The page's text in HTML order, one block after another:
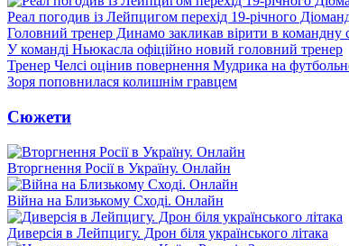
Реал погодив із Лейпцигом перехід 19-річного
Головний тренер Динамо закликав вірити в командну
У команді Ньюкасла офіційно новий головний тренер
Тренер Челсі оцінив повернення Мудрика на
Зоря поповнилася колишнім гравцем
Сюжети
Вторгнення Росії в Україну. Онлайн
Війна на Близькому Сході. Онлайн
Диверсія в Лейпцигу. Дрон біля українського літака